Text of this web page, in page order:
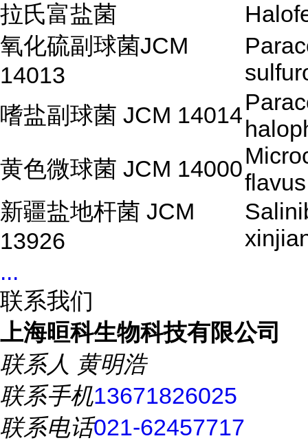
拉氏富盐菌
氧化硫副球菌JCM
14013
嗜盐副球菌 JCM 14014
黄色微球菌 JCM 14000
flavus
新疆盐地杆菌 JCM
13926
...
联系我们
上海晅科生物科技有限公司
联系人 黄明浩
联系手机13671826025
联系电话021-62457717